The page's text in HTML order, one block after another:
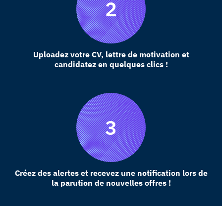
Uploadez votre CV, lettre de motivation et
candidatez en quelques clics !
Créez des alertes et recevez une notification lors de
la parution de nouvelles offres !